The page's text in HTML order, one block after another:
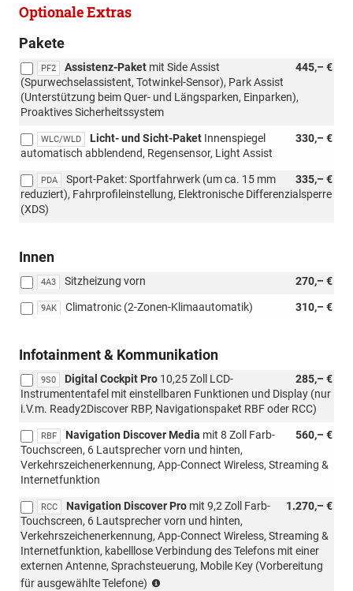
Optionale Extras
Pakete
PF2 445,– €
Assistenz-Paket mit Side Assist
(Spurwechselassistent, Totwinkel-Sensor), Park Assist
(Unterstützung beim Quer- und Längsparken, Einparken),
Proaktives Sicherheitssystem
WLC/WLD 330,– €
Licht- und Sicht-Paket Innenspiegel
automatisch abblendend, Regensensor, Light Assist
PDA 335,– €
Sport-Paket: Sportfahrwerk (um ca. 15 mm
reduziert), Fahrprofileinstellung, Elektronische Differenzialsperre
(XDS)
Innen
4A3 270,– €
Sitzheizung vorn
9AK 310,– €
Climatronic (2-Zonen-Klimaautomatik)
Infotainment & Kommunikation
9S0 285,– €
Digital Cockpit Pro 10,25 Zoll LCD-
Instrumententafel mit einstellbaren Funktionen und Display (nur
i.V.m. Ready2Discover RBP, Navigationspaket RBF oder RCC)
RBF 560,– €
Navigation Discover Media mit 8 Zoll Farb-
Touchscreen, 6 Lautsprecher vorn und hinten,
Verkehrszeichenerkennung, App-Connect Wireless, Streaming &
Internetfunktion
RCC 1.270,– €
Navigation Discover Pro mit 9,2 Zoll Farb-
Touchscreen, 6 Lautsprecher vorn und hinten,
Verkehrszeichenerkennung, App-Connect Wireless, Streaming &
Internetfunktion, kabelllose Verbindung des Telefons mit einer
externen Antenne, Sprachsteuerung, Mobile Key (Vorbereitung
für ausgewählte Telefone)